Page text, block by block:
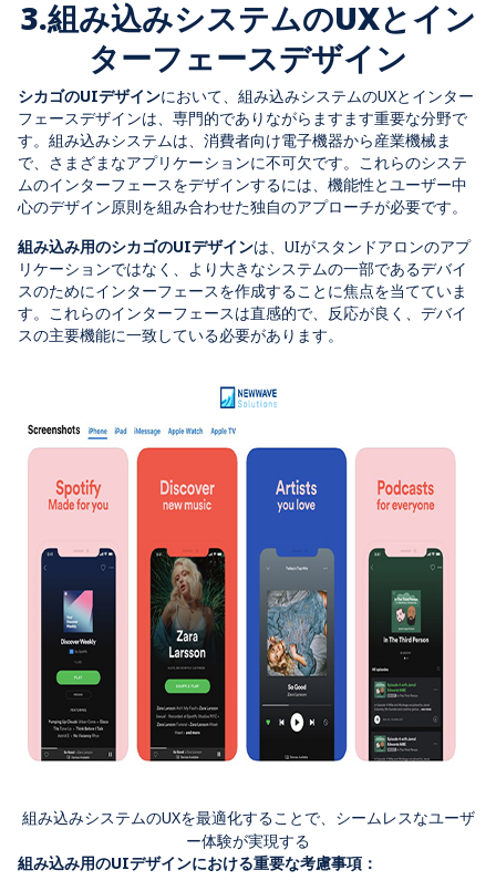
3.組み込みシステムのUXとイン
ターフェースデザイン
シカゴのUIデザインにおいて、組み込みシステムのUXとインター
フェースデザインは、専門的でありながらますます重要な分野で
す。組み込みシステムは、消費者向け電子機器から産業機械ま
で、さまざまなアプリケーションに不可欠です。これらのシステ
ムのインターフェースをデザインするには、機能性とユーザー中
心のデザイン原則を組み合わせた独自のアプローチが必要です。
組み込み用のシカゴのUIデザインは、UIがスタンドアロンのアプ
リケーションではなく、より大きなシステムの一部であるデバイ
スのためにインターフェースを作成することに焦点を当てていま
す。これらのインターフェースは直感的で、反応が良く、デバイ
スの主要機能に一致している必要があります。
組み込みシステムのUXを最適化することで、シームレスなユーザ
ー体験が実現する
組み込み用のUIデザインにおける重要な考慮事項：